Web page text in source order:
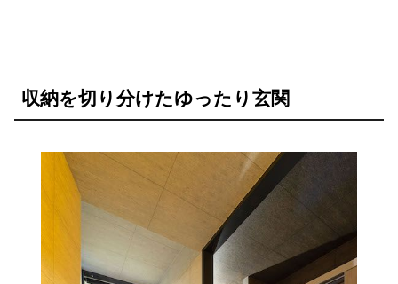
収納を切り分けたゆったり玄関